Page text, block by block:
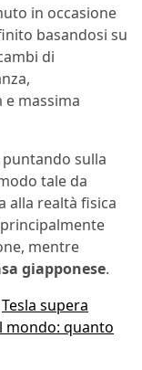
in occasione
basandosi su
di
massima
sulla
tale da
alla realtà fisica
mentre
giapponese.
Tesla supera
mondo: quanto